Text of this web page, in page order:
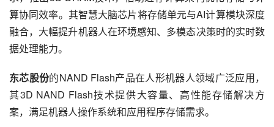
算协同效率。其智慧大脑芯片将存储单元与AI计算模块深度
融合，大幅提升机器人在环境感知、多模态决策时的实时数
据处理能力。
东芯股份的NAND Flash产品在人形机器人领域广泛应用，
其3D NAND Flash技术提供大容量、高性能存储解决方
案，满足机器人操作系统和应用程序存储需求。